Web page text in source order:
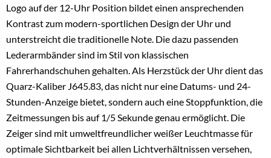
Logo auf der 12-Uhr Position bildet einen ansprechenden
Kontrast zum modern-sportlichen Design der Uhr und
unterstreicht die traditionelle Note. Die dazu passenden
Lederarmbänder sind im Stil von klassischen
Fahrerhandschuhen gehalten. Als Herzstück der Uhr dient das
Quarz-Kaliber J645.83, das nicht nur eine Datums- und 24-
Stunden-Anzeige bietet, sondern auch eine Stoppfunktion, die
Zeitmessungen bis auf 1/5 Sekunde genau ermöglicht. Die
Zeiger sind mit umweltfreundlicher weißer Leuchtmasse für
optimale Sichtbarkeit bei allen Lichtverhältnissen versehen,